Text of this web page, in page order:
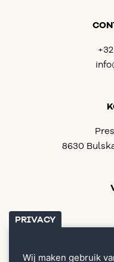
8630
PRIVACY
Wij maken gebruik